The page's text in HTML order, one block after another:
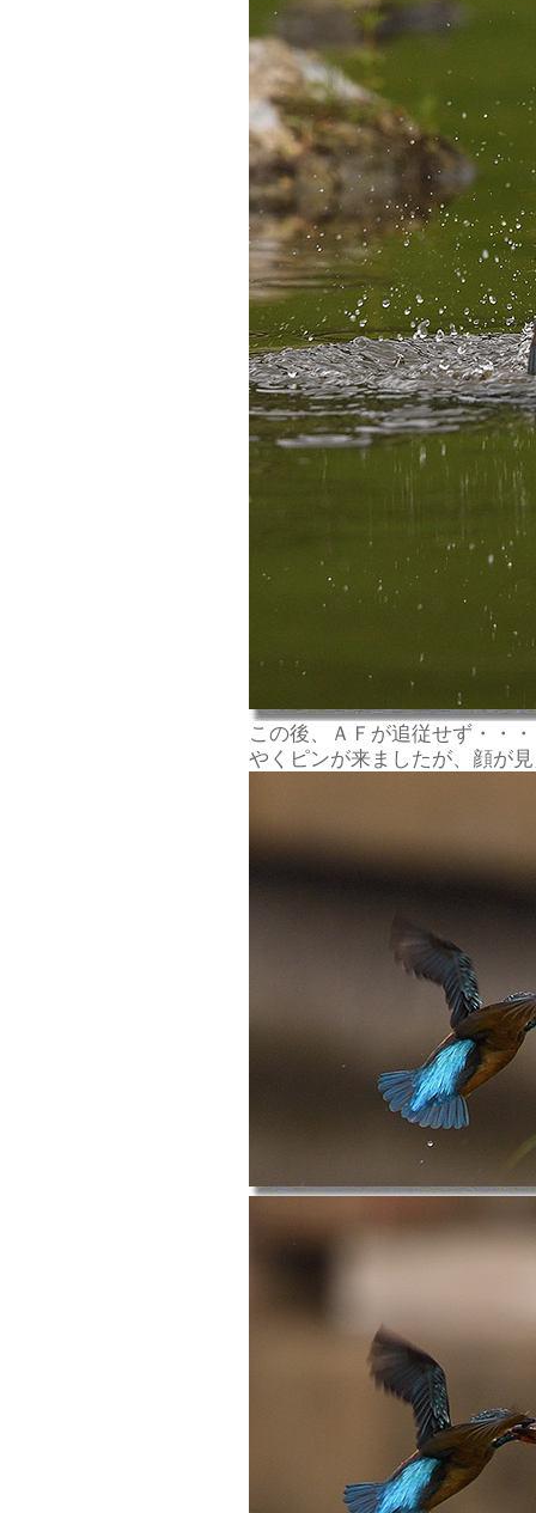
この後、ＡＦが追従せず・・
やくピンが来ましたが、顔が